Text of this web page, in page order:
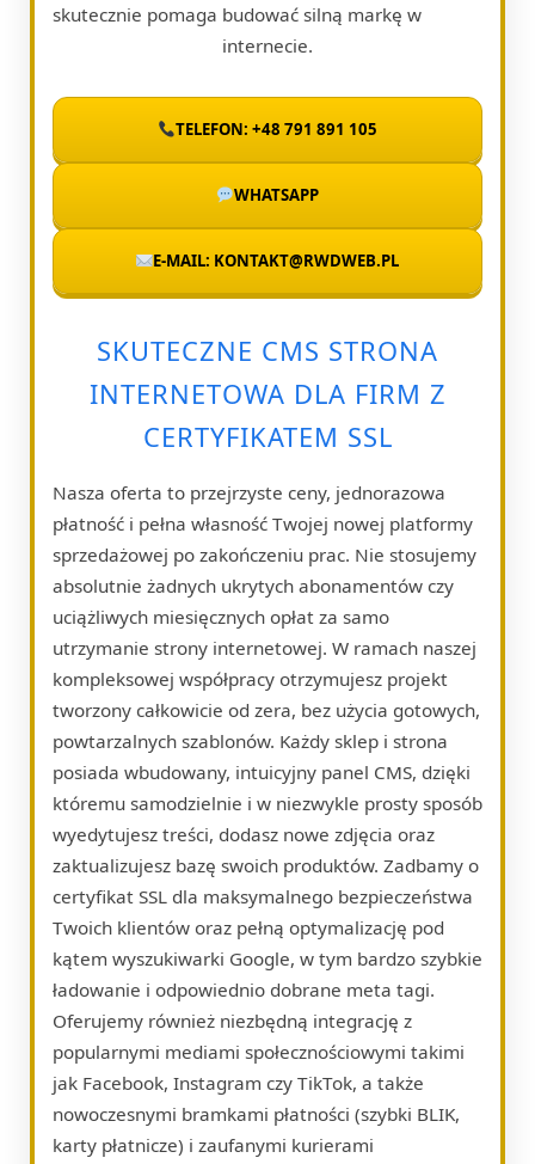
skutecznie pomaga budować silną markę w
internecie.
TELEFON: +48 791 891 105
WHATSAPP
E-MAIL: KONTAKT@RWDWEB.PL
SKUTECZNE CMS STRONA
INTERNETOWA DLA FIRM Z
CERTYFIKATEM SSL
Nasza oferta to przejrzyste ceny, jednorazowa
płatność i pełna własność Twojej nowej platformy
sprzedażowej po zakończeniu prac. Nie stosujemy
absolutnie żadnych ukrytych abonamentów czy
uciążliwych miesięcznych opłat za samo
utrzymanie strony internetowej. W ramach naszej
kompleksowej współpracy otrzymujesz projekt
tworzony całkowicie od zera, bez użycia gotowych,
powtarzalnych szablonów. Każdy sklep i strona
posiada wbudowany, intuicyjny panel CMS, dzięki
któremu samodzielnie i w niezwykle prosty sposób
wyedytujesz treści, dodasz nowe zdjęcia oraz
zaktualizujesz bazę swoich produktów. Zadbamy o
certyfikat SSL dla maksymalnego bezpieczeństwa
Twoich klientów oraz pełną optymalizację pod
kątem wyszukiwarki Google, w tym bardzo szybkie
ładowanie i odpowiednio dobrane meta tagi.
Oferujemy również niezbędną integrację z
popularnymi mediami społecznościowymi takimi
jak Facebook, Instagram czy TikTok, a także
nowoczesnymi bramkami płatności (szybki BLIK,
karty płatnicze) i zaufanymi kurierami